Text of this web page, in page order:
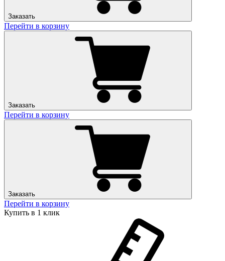
Заказать
Перейти в корзину
Заказать
Перейти в корзину
Заказать
Перейти в корзину
Купить в 1 клик